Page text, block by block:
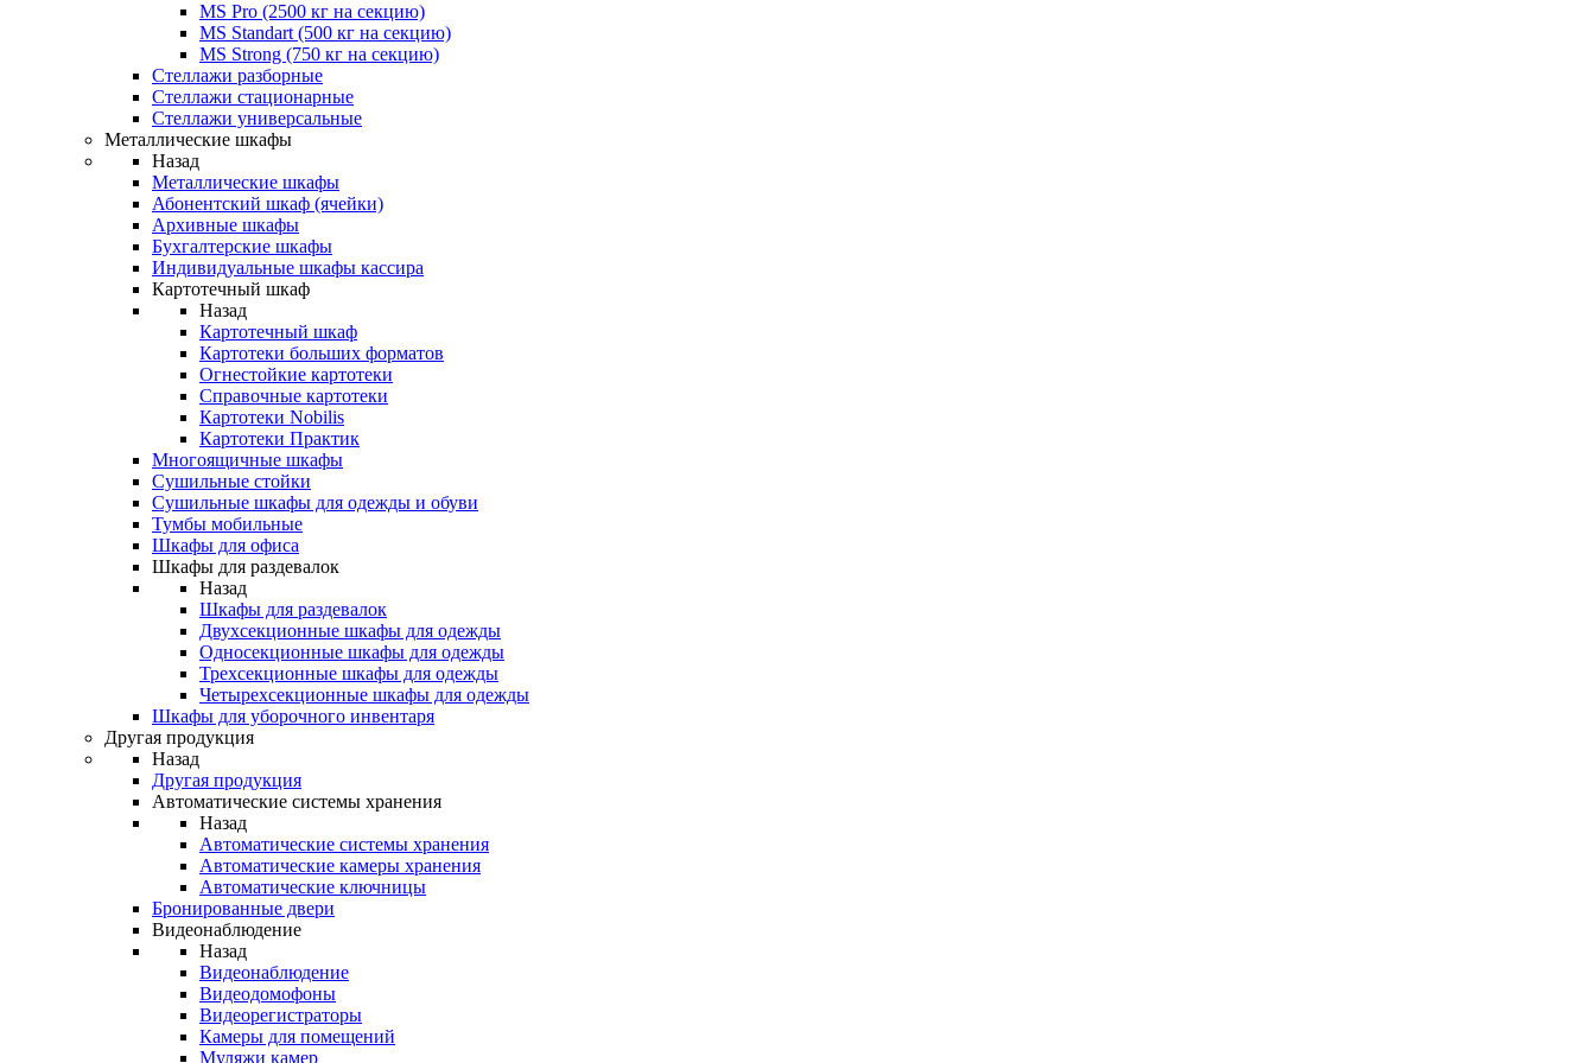
MS Pro (2500 кг на секцию)
MS Standart (500 кг на секцию)
MS Strong (750 кг на секцию)
Стеллажи разборные
Стеллажи стационарные
Стеллажи универсальные
Металлические шкафы
Назад
Металлические шкафы
Абонентский шкаф (ячейки)
Архивные шкафы
Бухгалтерские шкафы
Индивидуальные шкафы кассира
Картотечный шкаф
Назад
Картотечный шкаф
Картотеки больших форматов
Огнестойкие картотеки
Справочные картотеки
Картотеки Nobilis
Картотеки Практик
Многоящичные шкафы
Сушильные стойки
Сушильные шкафы для одежды и обуви
Тумбы мобильные
Шкафы для офиса
Шкафы для раздевалок
Назад
Шкафы для раздевалок
Двухсекционные шкафы для одежды
Односекционные шкафы для одежды
Трехсекционные шкафы для одежды
Четырехсекционные шкафы для одежды
Шкафы для уборочного инвентаря
Другая продукция
Назад
Другая продукция
Автоматические системы хранения
Назад
Автоматические системы хранения
Автоматические камеры хранения
Автоматические ключницы
Бронированные двери
Видеонаблюдение
Назад
Видеонаблюдение
Видеодомофоны
Видеорегистраторы
Камеры для помещений
Муляжи камер